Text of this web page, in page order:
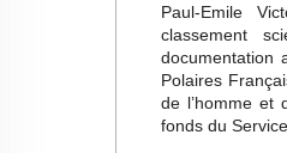
Paul-Emile
classement
documentation
Polaires
de l’homme et
fonds du